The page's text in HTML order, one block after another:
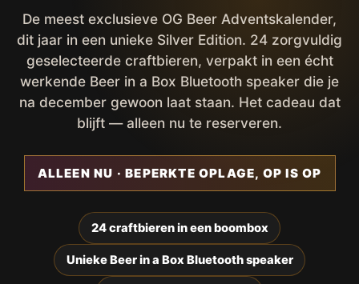
De meest exclusieve OG Beer Adventskalender,
dit jaar in een unieke Silver Edition. 24 zorgvuldig
geselecteerde craftbieren, verpakt in een écht
werkende Beer in a Box Bluetooth speaker die je
na december gewoon laat staan. Het cadeau dat
blijft — alleen nu te reserveren.
ALLEEN NU · BEPERKTE OPLAGE, OP IS OP
24 craftbieren in een boombox
Unieke Beer in a Box Bluetooth speaker